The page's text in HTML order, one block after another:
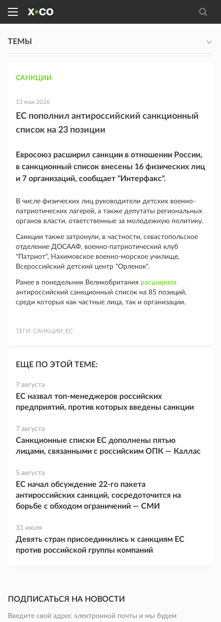
ТЕМЫ
САНКЦИИ
13 мая 2026
ЕС пополнил антироссийский санкционный
список на 23 позиции
Евросоюз расширил санкции в отношении России,
в санкционный список внесены 16 физических лиц
и 7 организаций, сообщает "Интерфакс".
В числе физических лиц руководители детских военно-
патриотических лагерей, а также депутаты региональных
органов власти, ответственные за молодежную политику.
Санкции также затронули, в частности, севастопольское
отделение ДОСААФ, военно-патриотический клуб
"Патриот", Нахимовское военно-морское училище,
Всероссийский детский центр "Орленок".
Ранее в понедельник Великобритания расширила
антироссийский санкционный список на 85 позиций,
среди которых как частные лица, так и организации.
ТЕГИ: САНКЦИИ_ЕС
ЕЩЕ ПО ЭТОЙ ТЕМЕ:
7 августа
ЕС назвал топ-менеджеров российских
предприятий, против которых введены санкции
7 августа
Санкционные списки ЕС дополнены пятью
лицами, связанными с российским ОПК — Каллас
5 августа
ЕС начал обсуждение 22-го пакета
антироссийских санкций, сосредоточится на
борьбе с обходом ограничений — СМИ
31 июля
Девять стран присоединились к санкциям ЕС
против российской группы компаний
ПОДПИСАТЬСЯ НА НОВОСТИ
Введите свой адрес электронной почты и мы будем